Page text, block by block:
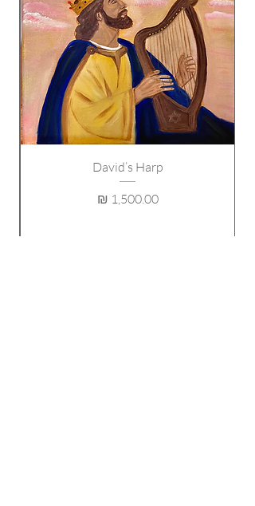
David’s Harp
מחיר‏1,500.00 ‏₪